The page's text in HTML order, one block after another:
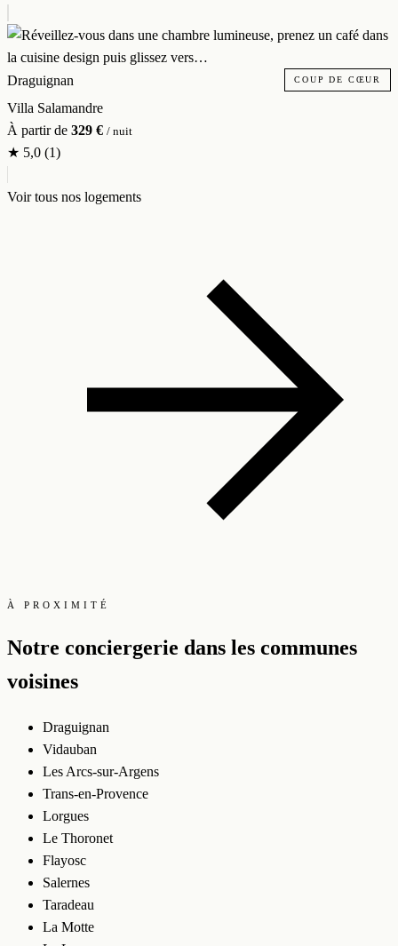
Draguignan COUP DE CŒUR
Villa Salamandre
À partir de 329 € / nuit
★ 5,0 (1)
Voir tous nos logements
À PROXIMITÉ
Notre conciergerie dans les communes
voisines
Draguignan
Vidauban
Les Arcs-sur-Argens
Trans-en-Provence
Lorgues
Le Thoronet
Flayosc
Salernes
Taradeau
La Motte